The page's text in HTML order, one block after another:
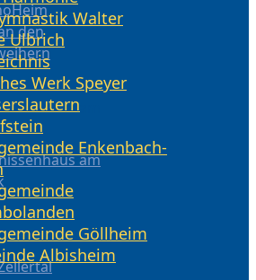
den
am
am
Walter
Ulbrich
Werk Speyer
Enkenbach-
Göllheim
Albisheim